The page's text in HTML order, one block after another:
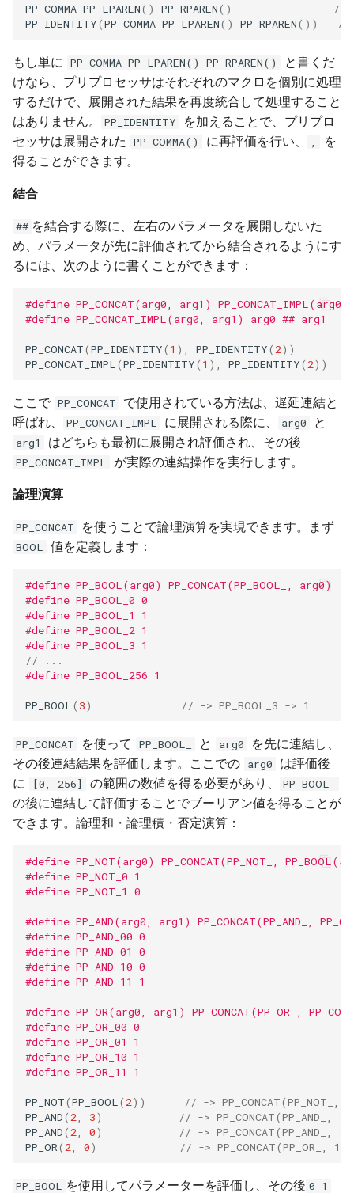
PP_COMMA PP_LPAREN() PP_RPAREN()
// -
PP_IDENTITY(PP_COMMA PP_LPAREN() PP_RPAREN()) //
もし単に PP_COMMA PP_LPAREN() PP_RPAREN()
と書くだ
けなら、プリプロセッサはそれぞれのマクロを個別に処理
するだけで、展開された結果を再度統合して処理すること
はありません。
PP_IDENTITY
を加えることで、プリプロ
セッサは展開された
PP_COMMA() に再評価を行い、 ,
を
得ることができます。
結合
## を結合する際に、左右のパラメータを展開しないた
め、パラメータが先に評価されてから結合されるようにす
るには、次のように書くことができます：
#define PP_CONCAT(arg0, arg1)
#define PP_CONCAT_IMPL(arg0, arg1) arg0 ## arg1
PP_CONCAT(PP_IDENTITY( 1 ), PP_IDENTITY( 2))
PP_CONCAT_IMPL (PP_IDENTITY( 1 ), PP_IDENTITY( 2))
ここで PP_CONCAT
で使用されている方法は、遅延連結と
呼ばれ、
PP_CONCAT_IMPL に展開される際に、 arg0 と
arg1 はどちらも最初に展開され評価され、その後
PP_CONCAT_IMPL が実際の連結操作を実行します。
論理演算
PP_CONCAT を使うことで論理演算を実現できます。まず
BOOL 値を定義します：
#define PP_BOOL(arg0) PP_CONCAT(PP_BOOL_, arg0)
#define PP_BOOL_0 0
#define PP_BOOL_1 1
#define PP_BOOL_2 1
#define PP_BOOL_3 1
// ...
#define PP_BOOL_256 1
PP_BOOL ( 3) // -> PP_BOOL_3 -> 1
PP_CONCAT を使って PP_BOOL_ と arg0
を先に連結し、
その後連結結果を評価します。ここでの arg0
は評価後
に
[0, 256] の範囲の数値を得る必要があり、 PP_BOOL_
の後に連結して評価することでブーリアン値を得ることが
できます。論理和・論理積・否定演算：
#define PP_NOT(arg0) PP_CONCAT(PP_NOT_,
#define PP_NOT_0 1
#define PP_NOT_1 0
#define PP_AND(arg0, arg1) PP_CONCAT(PP_AND_,
#define PP_AND_00 0
#define PP_AND_01 0
#define PP_AND_10 0
#define PP_AND_11 1
#define PP_OR(arg0, arg1) PP_CONCAT(PP_OR_,
#define PP_OR_00 0
#define PP_OR_01 1
#define PP_OR_10 1
#define PP_OR_11 1
PP_NOT(PP_BOOL ( 2))
// -> PP_CONCAT(PP_NOT_,
PP_AND( 2 3)
// -> PP_CONCAT(PP_AND_,
PP_AND( 2 0)
// -> PP_CONCAT(PP_AND_,
PP_OR( 2 0) // -> PP_CONCAT(PP_OR_,
PP_BOOL を使用してパラメーターを評価し、その後 0 1